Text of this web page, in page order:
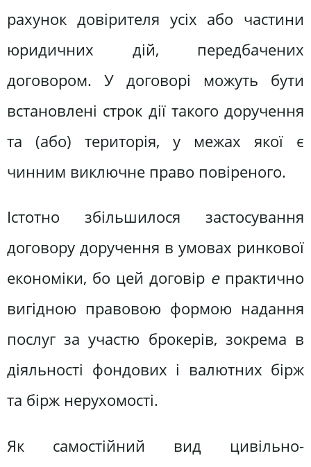
рахунок довірителя усіх або частини
юридичних дій, передбачених
договором. У договорі можуть бути
встановлені строк дії такого доручення
та (або) територія, у межах якої є
чинним виключне право повіреного.
Істотно збільшилося застосування
договору доручення в умовах ринкової
економіки, бо цей договір е практично
вигідною правовою формою надання
послуг за участю брокерів, зокрема в
діяльності фондових і валютних бірж
та бірж нерухомості.
Як самостійний вид цивільно-